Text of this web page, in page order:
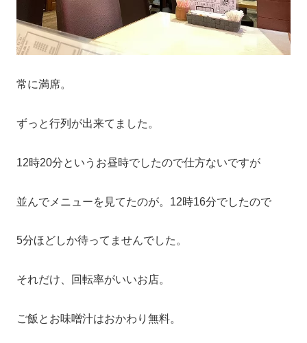
常に満席。
ずっと行列が出来てました。
12時20分というお昼時でしたので仕方ないですが
並んでメニューを見てたのが。12時16分でしたので
5分ほどしか待ってませんでした。
それだけ、回転率がいいお店。
ご飯とお味噌汁はおかわり無料。